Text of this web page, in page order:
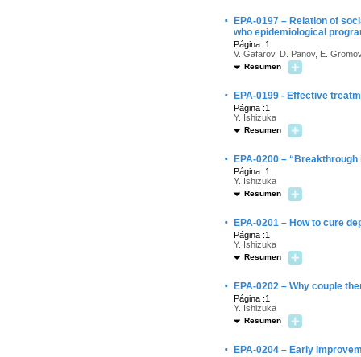
·
EPA-0197 – Relation of
who epidemiological
Página :1
V. Gafarov, D. Panov, E.
Resumen
· EPA-0199 - Effective
Página :1
Y. Ishizuka
Resumen
· EPA-0200 –
Página :1
Y. Ishizuka
Resumen
· EPA-0201 – How to cure
Página :1
Y. Ishizuka
Resumen
· EPA-0202 – Why couple
Página :1
Y. Ishizuka
Resumen
·
EPA-0204 – Early